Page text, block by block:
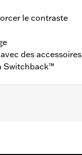
le contraste
des accessoires
Switchback™